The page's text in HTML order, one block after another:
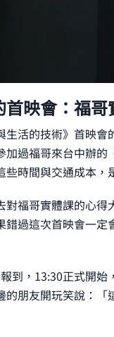
映會：福
生活的技術》首映
加過福哥來台中辦
時間與交通成本，
對福哥實體課的心
錯過這次首映會一
到，13:30正式開
的朋友開玩笑說：